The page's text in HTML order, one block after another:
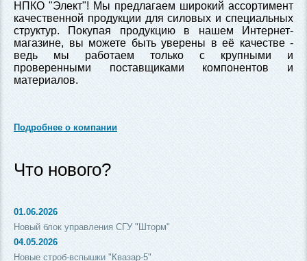
НПКО "Элект"! Мы предлагаем широкий ассортимент
качественной продукции для силовых и специальных
структур. Покупая продукцию в нашем Интернет-
магазине, вы можете быть уверены в её качестве -
ведь мы работаем только с крупными и
проверенными поставщиками компонентов и
материалов.
Подробнее о компании
Что нового?
01.06.2026
Новый блок управления СГУ "Шторм"
04.05.2026
Новые строб-вспышки "Квазар-5"